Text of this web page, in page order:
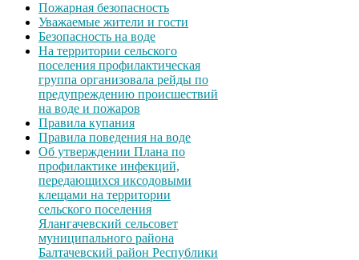
Пожарная безопасность
Уважаемые жители и гости
Безопасность на воде
На территории сельского
поселения профилактическая
группа организовала рейды по
предупреждению происшествий
на воде и пожаров
Правила купания
Правила поведения на воде
Об утверждении Плана по
профилактике инфекций,
передающихся иксодовыми
клещами на территории
сельского поселения
Ялангачевский сельсовет
муниципального района
Балтачевский район Республики